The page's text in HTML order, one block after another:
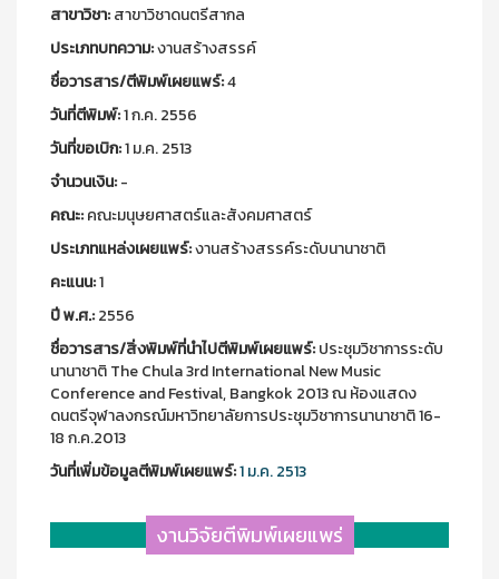
สาขาวิชา:สาขาวิชาดนตรีสากล
ประเภทบทความ:งานสร้างสรรค์
ชื่อวารสาร/ตีพิมพ์เผยแพร์:4
วันที่ตีพิมพ์:1 ก.ค. 2556
วันที่ขอเบิก:1 ม.ค. 2513
จำนวนเงิน:-
คณะ:คณะมนุษยศาสตร์และสังคมศาสตร์
ประเภทแหล่งเผยแพร์:งานสร้างสรรค์ระดับนานาชาติ
คะแนน:1
ปี พ.ศ.:2556
ชื่อวารสาร/สิ่งพิมพ์ที่นำไปตีพิมพ์เผยแพร์:ประชุมวิชาการระดับ
นานาชาติ The Chula 3rd International New Music
Conference and Festival, Bangkok 2013 ณ ห้องแสดง
ดนตรีจุฬาลงกรณ์มหาวิทยาลัยการประชุมวิชาการนานาชาติ 16-
18 ก.ค.2013
วันที่เพิ่มข้อมูลตีพิมพ์เผยแพร์:1 ม.ค. 2513
งานวิจัยตีพิมพ์เผยแพร่